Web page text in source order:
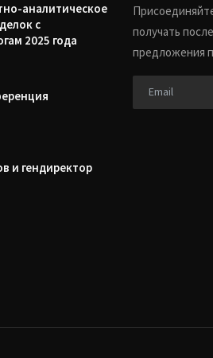
аналитическое
с
2025 года
и гендиректор
получать
предложения